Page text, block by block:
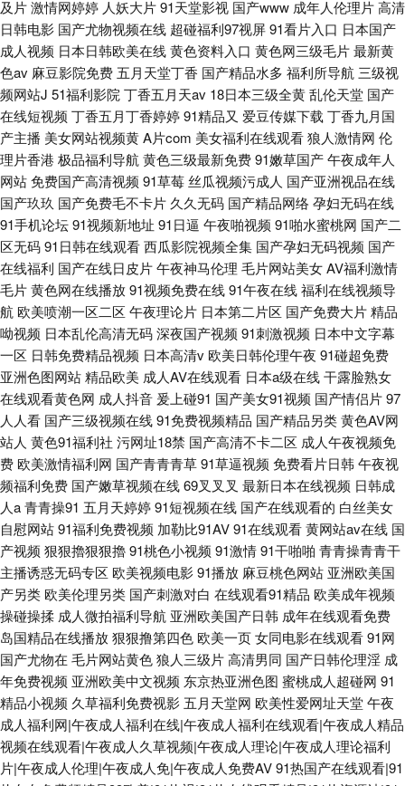
及片激情网婷婷 人妖大片91天堂影视 国产www 成年人伦理片高清
日韩电影 国产尤物视频在线 超碰福利97视屏91看片入口 日本国产
成人视频 日本日韩欧美在线黄色资料入口 黄色网三级毛片最新黄
色av 麻豆影院免费 五月天堂丁香 国产精品水多 福利所导航 三级视
频网站J 51福利影院 丁香五月天av 18日本三级全黄乱伦天堂 国产
在线短视频 丁香五月丁香婷婷91精品又 爱豆传媒下载 丁香九月国
产主播 美女网站视频黄A片com 美女福利在线观看狼人激情网 伦
理片香港 极品福利导航 黄色三级最新免费91嫩草国产午夜成年人
网站免费国产高清视频 91草莓丝瓜视频污成人 国产亚洲视品在线
国产玖玖 国产免费毛不卡片 久久无码 国产精品网络 孕妇无码在线
91手机论坛91视频新地址 91日逼 午夜啪视频 91啪水蜜桃网 国产二
区无码91日韩在线观看西瓜影院视频全集 国产孕妇无码视频 国产
在线福利 国产在线日皮片午夜神马伦理 毛片网站美女AV福利激情
毛片黄色网在线播放91视频免费在线91午夜在线福利在线视频导
航 欧美喷潮一区二区 午夜理论片 日本第二片区 国产免费大片精品
呦视频 日本乱伦高清无码深夜国产视频 91刺激视频 日本中文字幕
一区 日韩免费精品视频 日本高清v 欧美日韩伦理午夜 91碰超免费
亚洲色图网站精品欧美 成人AV在线观看 日本a级在线干露脸熟女
在线观看黄色网 成人抖音 爰上碰91 国产美女91视频 国产情侣片97
人人看 国产三级视频在线91免费视频精品 国产精品另类黄色AV网
站人 黄色91福利社 污网址18禁 国产高清不卡二区 成人午夜视频免
费 欧美激情福利网 国产青青青草91草逼视频 免费看片日韩 午夜视
频福利免费 国产嫩草视频在线69叉叉叉 最新日本在线视频 日韩成
人a青青操91 五月天婷婷91短视频在线 国产在线观看的 白丝美女
自慰网站91福利免费视频 加勒比91AV91在线观看黄网站av在线 国
产视频 狠狠擼狠狠擼91桃色小视频 91激情91干啪啪 青青操青青干
主播诱惑无码专区 欧美视频电影91播放 麻豆桃色网站 亚洲欧美国
产另类 欧美伦理另类 国产刺激对白 在线观看91精品 欧美成年视频
操碰操揉 成人微拍福利导航 亚洲欧美国产日韩 成年在线观看免费
岛国精品在线播放狠狠撸第四色 欧美一页女同电影在线观看91网
国产尤物在 毛片网站黄色狼人三级片高清男同 国产日韩伦理淫 成
年免费视频 亚洲欧美中文视频 东京热亚洲色图 蜜桃成人超碰网 91
精品小视频 久草福利免费视影 五月天堂网 欧美性爱网址天堂午夜
成人福利网|午夜成人福利在线|午夜成人福利在线观看|午夜成人精品
视频在线观看|午夜成人久草视频|午夜成人理论|午夜成人理论福利
片|午夜成人伦理|午夜成人免|午夜成人免费AV91热国产在线观看|91